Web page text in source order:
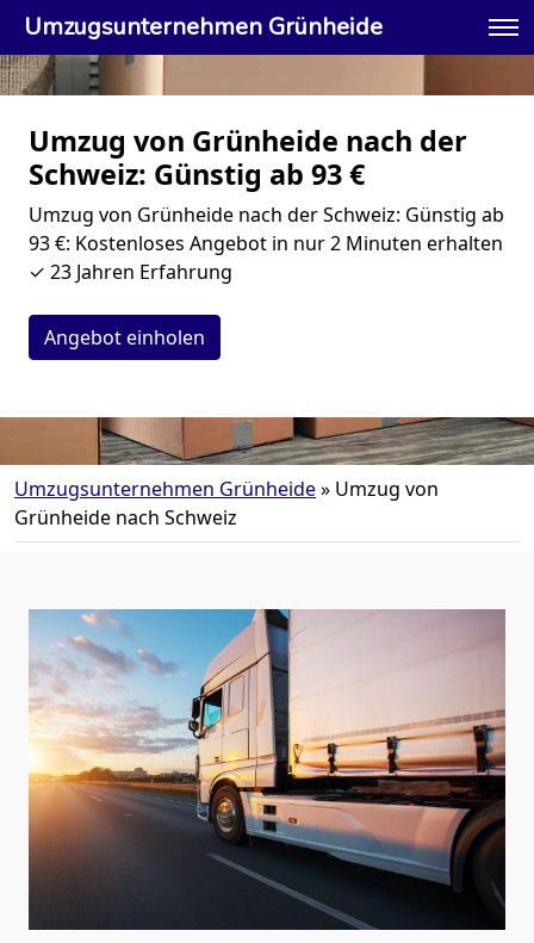
Umzugsunternehmen Grünheide
Umzug von Grünheide nach der
Schweiz: Günstig ab 93 €
Umzug von Grünheide nach der Schweiz: Günstig ab
93 €: Kostenloses Angebot in nur 2 Minuten erhalten
✓ 23 Jahren Erfahrung
Angebot einholen
Umzugsunternehmen Grünheide» Umzug von
Grünheide nach Schweiz